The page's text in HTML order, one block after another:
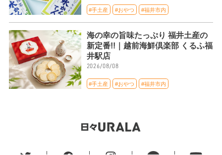
#手土産 #おやつ #福井市内
海の幸の旨味たっぷり 福井土産の
新定番!!｜越前海鮮倶楽部 くるふ福
井駅店
2026/08/08
#手土産 #おやつ #福井市内